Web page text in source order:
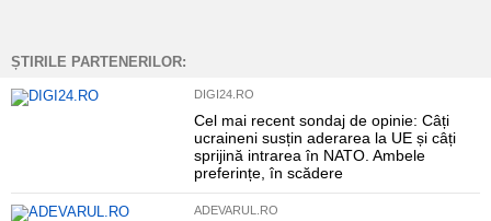
ȘTIRILE PARTENERILOR:
DIGI24.RO
Cel mai recent sondaj de opinie: Câți
ucraineni susțin aderarea la UE și câți
sprijină intrarea în NATO. Ambele
preferințe, în scădere
ADEVARUL.RO